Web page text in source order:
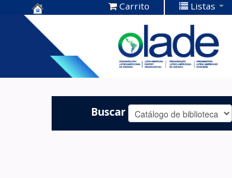
Centro de
Documentación
OLADE -
Carrito Listas
Buscar